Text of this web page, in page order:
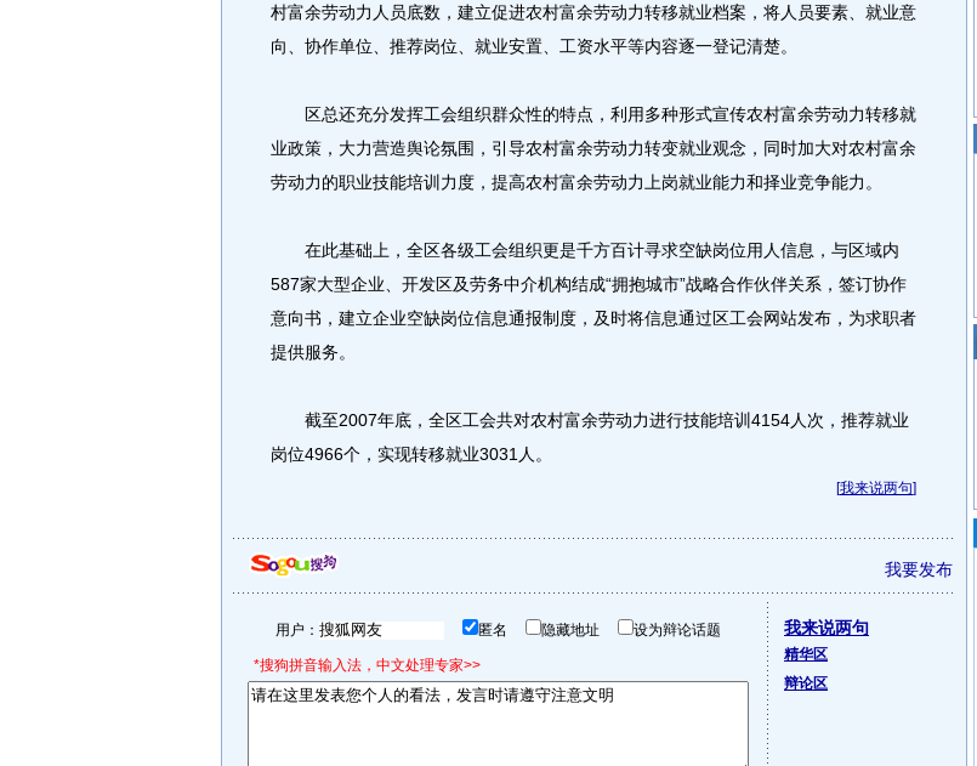
村富余劳动力人员底数，建立促进农村富余劳动力转移就业档案，将人员要素、就业意
向、协作单位、推荐岗位、就业安置、工资水平等内容逐一登记清楚。
区总还充分发挥工会组织群众性的特点，利用多种形式宣传农村富余劳动力转移就
业政策，大力营造舆论氛围，引导农村富余劳动力转变就业观念，同时加大对农村富余
劳动力的职业技能培训力度，提高农村富余劳动力上岗就业能力和择业竞争能力。
在此基础上，全区各级工会组织更是千方百计寻求空缺岗位用人信息，与区域内
587家大型企业、开发区及劳务中介机构结成“拥抱城市”战略合作伙伴关系，签订协作
意向书，建立企业空缺岗位信息通报制度，及时将信息通过区工会网站发布，为求职者
提供服务。
截至2007年底，全区工会共对农村富余劳动力进行技能培训4154人次，推荐就业
岗位4966个，实现转移就业3031人。
[我来说两句]
我要发布
用户： 匿名 隐藏地址 设为辩论话题
*搜狗拼音输入法，中文处理专家>>
我来说两句
精华区
辩论区